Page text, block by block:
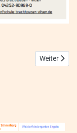
Nächster
Weiter